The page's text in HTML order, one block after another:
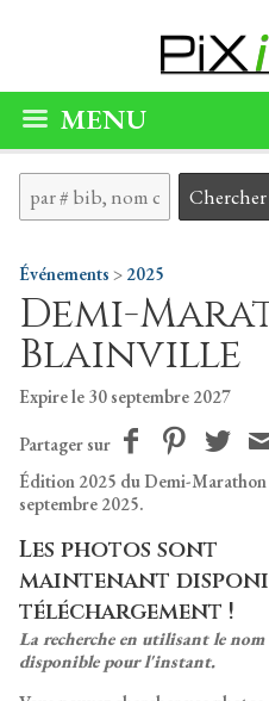
MENU
Événements > 2025
Demi-
Blainville
Expire le 30 septembre 2027
Partager sur
Édition 2025 du Demi-
septembre 2025.
Les photos sont
maintenant
téléchargement !
La recherche en utilisant le
disponible pour l'instant.